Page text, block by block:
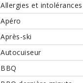
Allergies et
Apéro
Après-ski
Autocuiseur
BBQ